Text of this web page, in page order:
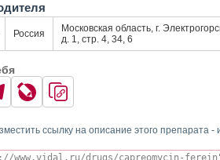
Россия
Московская область, г.
д. 1, стр. 4, 34, 6
ссылку на описание этого препарата -